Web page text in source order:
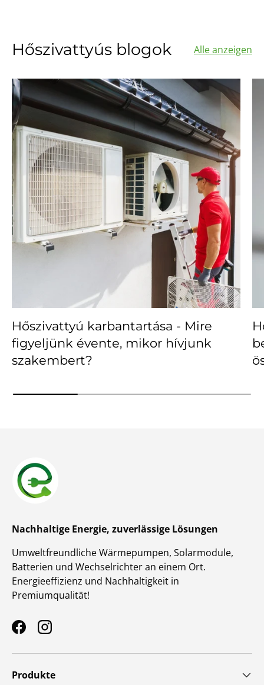
Hőszivattyús blogok Alle anzeigen
Hőszivattyú karbantartása - Mire
figyeljünk évente, mikor hívjunk
szakembert?
Nachhaltige Energie, zuverlässige Lösungen
Umweltfreundliche Wärmepumpen, Solarmodule,
Batterien und Wechselrichter an einem Ort.
Energieeffizienz und Nachhaltigkeit in
Premiumqualität!
FacebookInstagram
Produkte